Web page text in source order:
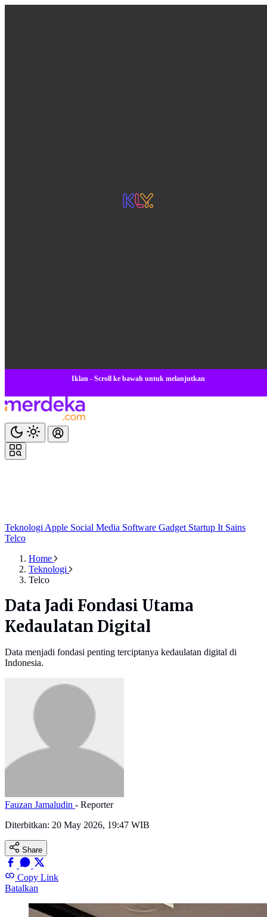
Iklan - Scroll ke bawah untuk melanjutkan
Teknologi Apple Social Media Software Gadget Startup It Sains
Telco
Home
Teknologi
Telco
Data Jadi Fondasi Utama
Kedaulatan Digital
Data menjadi fondasi penting terciptanya kedaulatan digital di
Indonesia.
Fauzan Jamaludin - Reporter
Diterbitkan: 20 May 2026, 19:47 WIB
Share
Copy Link
Batalkan